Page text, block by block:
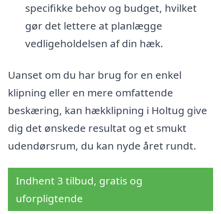
specifikke behov og budget, hvilket
gør det lettere at planlægge
vedligeholdelsen af din hæk.
Uanset om du har brug for en enkel
klipning eller en mere omfattende
beskæring, kan hækklipning i Holtug give
dig det ønskede resultat og et smukt
udendørsrum, du kan nyde året rundt.
Indhent 3 tilbud, gratis og
uforpligtende